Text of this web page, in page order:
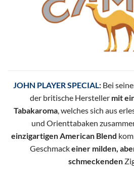
JOHN PLAYER SPECIAL : Bei
der britische Hersteller mit
Tabakaroma , welches sich aus
und Orienttabaken
einzigartigen American Blend
Geschmackeiner milden,
schmeckenden